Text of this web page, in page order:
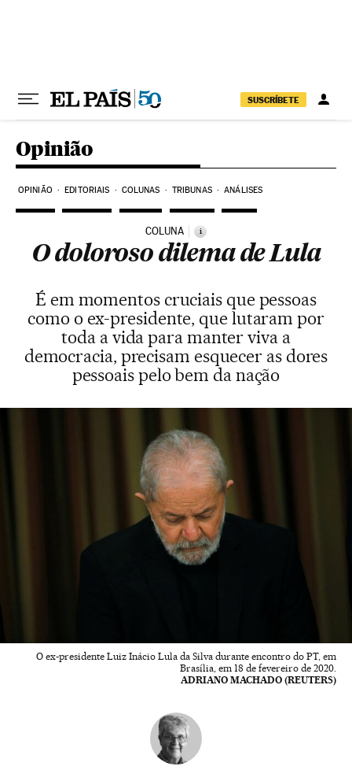
SUSCRÍBETE
Opinião
OPINIÃO EDITORIAIS COLUNAS TRIBUNAS ANÁLISES
COLUNA i
O doloroso dilema de Lula
É em momentos cruciais que pessoas
como o ex-presidente, que lutaram por
toda a vida para manter viva a
democracia, precisam esquecer as dores
pessoais pelo bem da nação
O ex-presidente Luiz Inácio Lula da Silva durante encontro do PT, em
Brasília, em 18 de fevereiro de 2020.
ADRIANO MACHADO (REUTERS)